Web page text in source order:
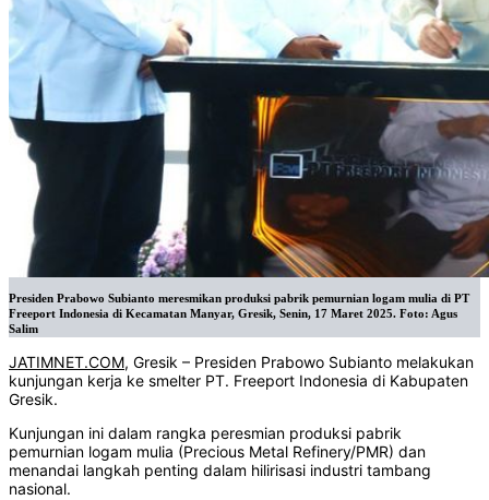
Presiden Prabowo Subianto meresmikan produksi pabrik pemurnian logam mulia di PT
Freeport Indonesia di Kecamatan Manyar, Gresik, Senin, 17 Maret 2025. Foto: Agus
Salim
JATIMNET.COM, Gresik – Presiden Prabowo Subianto melakukan
kunjungan kerja ke smelter PT. Freeport Indonesia di Kabupaten
Gresik.
Kunjungan ini dalam rangka peresmian produksi pabrik
pemurnian logam mulia (Precious Metal Refinery/PMR) dan
menandai langkah penting dalam hilirisasi industri tambang
nasional.